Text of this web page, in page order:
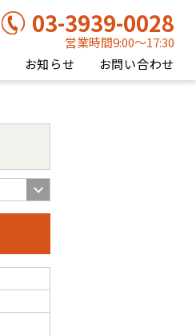
03-3939-0028
営業時間9:00〜17:30
お知らせ お問い合わせ